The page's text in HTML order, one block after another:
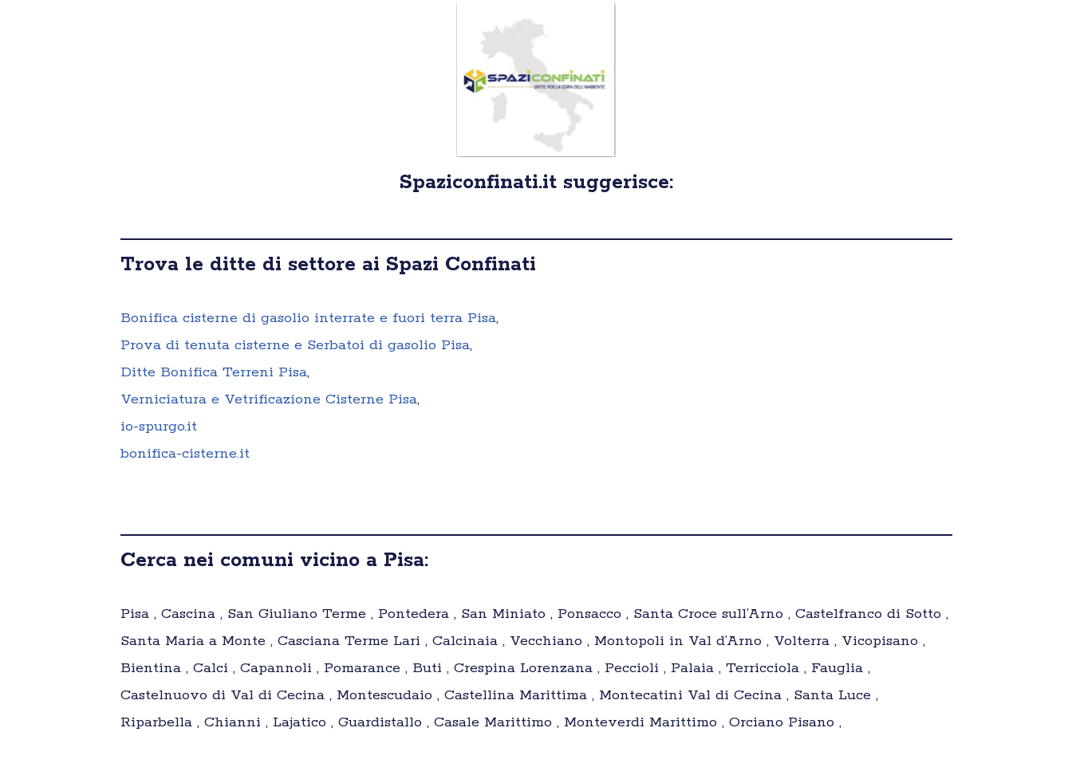
Spaziconfinati.it suggerisce:
Trova le ditte di settore ai Spazi Confinati
Bonifica cisterne di gasolio interrate e fuori terra Pisa,
Prova di tenuta cisterne e Serbatoi di gasolio Pisa,
Ditte Bonifica Terreni Pisa,
Verniciatura e Vetrificazione Cisterne Pisa,
io-spurgo.it
bonifica-cisterne.it
Cerca nei comuni vicino a Pisa:
Pisa , Cascina , San Giuliano Terme , Pontedera , San Miniato , Ponsacco , Santa Croce sull’Arno , Castelfranco di Sotto ,
Santa Maria a Monte , Casciana Terme Lari , Calcinaia , Vecchiano , Montopoli in Val d’Arno , Volterra , Vicopisano ,
Bientina , Calci , Capannoli , Pomarance , Buti , Crespina Lorenzana , Peccioli , Palaia , Terricciola , Fauglia ,
Castelnuovo di Val di Cecina , Montescudaio , Castellina Marittima , Montecatini Val di Cecina , Santa Luce ,
Riparbella , Chianni , Lajatico , Guardistallo , Casale Marittimo , Monteverdi Marittimo , Orciano Pisano ,